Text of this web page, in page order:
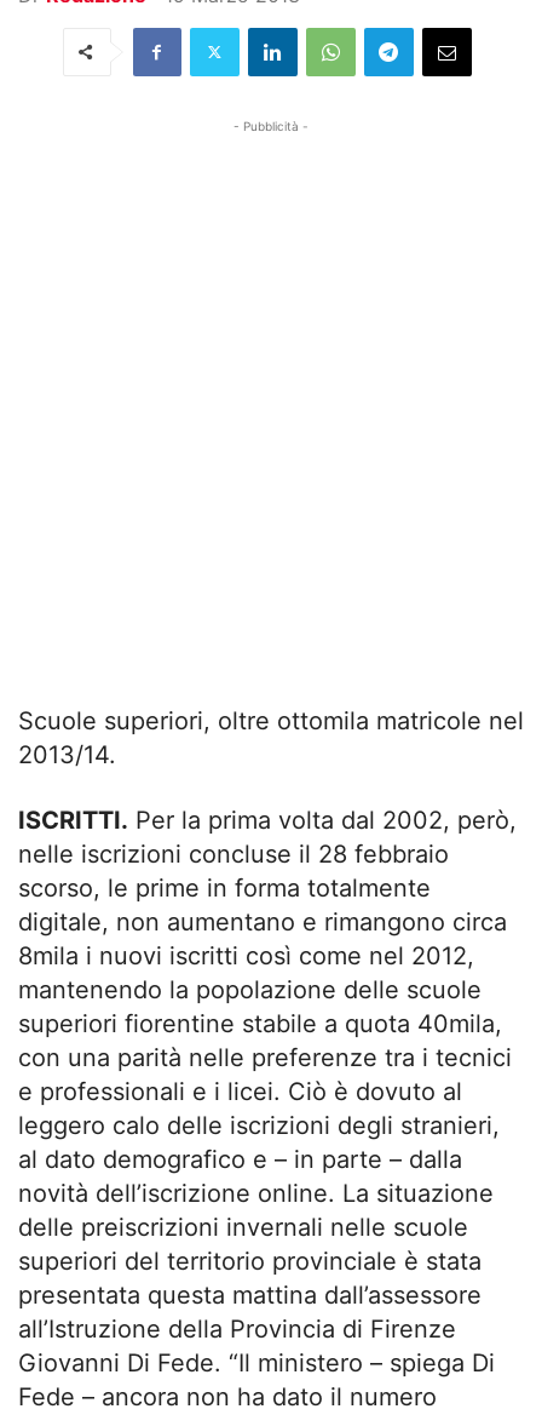
- Pubblicità -
Scuole superiori, oltre ottomila matricole nel
2013/14.
ISCRITTI. Per la prima volta dal 2002, però,
nelle iscrizioni concluse il 28 febbraio
scorso, le prime in forma totalmente
digitale, non aumentano e rimangono circa
8mila i nuovi iscritti così come nel 2012,
mantenendo la popolazione delle scuole
superiori fiorentine stabile a quota 40mila,
con una parità nelle preferenze tra i tecnici
e professionali e i licei. Ciò è dovuto al
leggero calo delle iscrizioni degli stranieri,
al dato demografico e – in parte – dalla
novità dell’iscrizione online. La situazione
delle preiscrizioni invernali nelle scuole
superiori del territorio provinciale è stata
presentata questa mattina dall’assessore
all’Istruzione della Provincia di Firenze
Giovanni Di Fede. “Il ministero – spiega Di
Fede – ancora non ha dato il numero